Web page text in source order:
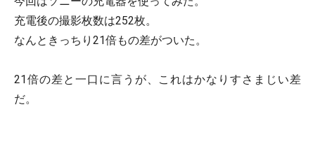
充電後の撮影枚数は252枚。
なんときっちり21倍もの差がついた。
21倍の差と一口に言うが、これはかなりすさまじい差
だ。